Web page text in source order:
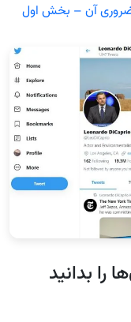
ضروری آن – بخش اول
را بدانید